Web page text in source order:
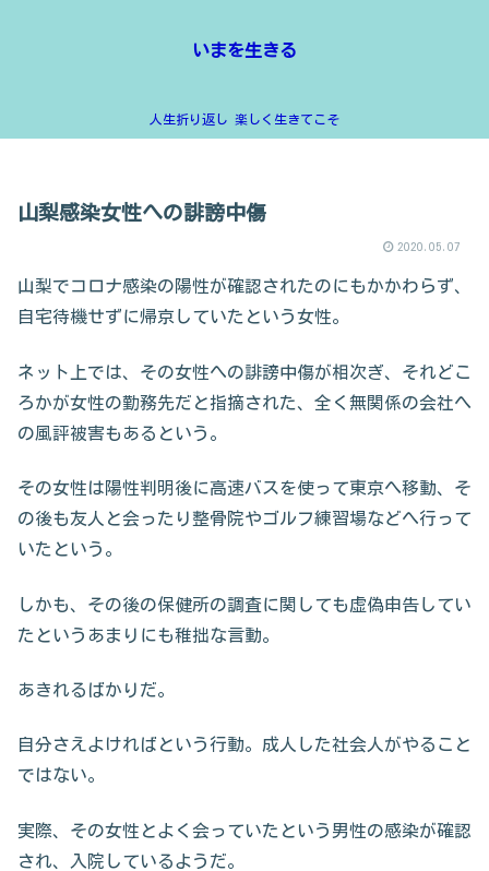
いまを生きる
人生折り返し 楽しく生きてこそ
山梨感染女性への誹謗中傷
2020.05.07
山梨でコロナ感染の陽性が確認されたのにもかかわらず、
自宅待機せずに帰京していたという女性。
ネット上では、その女性への誹謗中傷が相次ぎ、それどこ
ろかが女性の勤務先だと指摘された、全く無関係の会社へ
の風評被害もあるという。
その女性は陽性判明後に高速バスを使って東京へ移動、そ
の後も友人と会ったり整骨院やゴルフ練習場などへ行って
いたという。
しかも、その後の保健所の調査に関しても虚偽申告してい
たというあまりにも稚拙な言動。
あきれるばかりだ。
自分さえよければという行動。成人した社会人がやること
ではない。
実際、その女性とよく会っていたという男性の感染が確認
され、入院しているようだ。